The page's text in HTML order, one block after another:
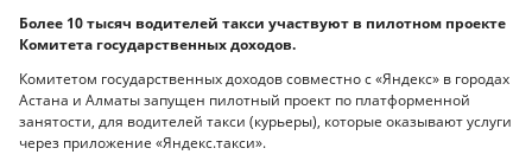
Более 10 тысяч водителей такси участвуют в пилотном проекте
Комитета государственных доходов.
Комитетом государственных доходов совместно с «Яндекс» в городах
Астана и Алматы запущен пилотный проект по платформенной
занятости, для водителей такси (курьеры), которые оказывают услуги
через приложение «Яндекс.такси».